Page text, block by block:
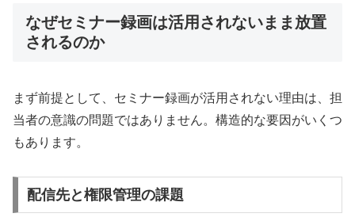
なぜセミナー録画は活用されないまま放置
されるのか
まず前提として、セミナー録画が活用されない理由は、担
当者の意識の問題ではありません。構造的な要因がいくつ
もあります。
配信先と権限管理の課題